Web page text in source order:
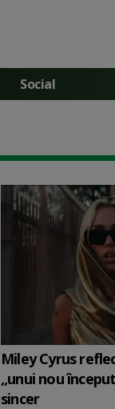
Social
Miley Cyrus
„unui nou
sincer